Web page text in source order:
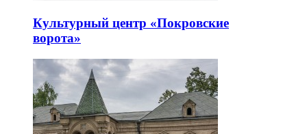
Культурный центр «Покровские
ворота»